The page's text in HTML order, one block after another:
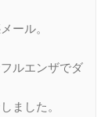
ール。
ルエンザでダ
ました。